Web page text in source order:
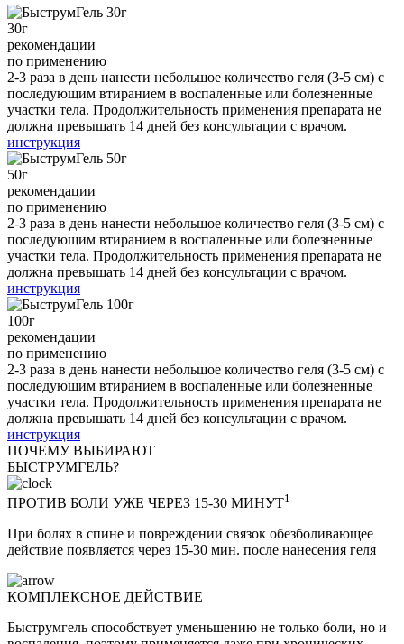
30г
рекомендации
по применению
2-3 раза в день нанести небольшое количество геля (3-5 см) c
последующим втиранием в воспаленные или болезненные
участки тела. Продолжительность применения препарата не
должна превышать 14 дней без консультации с врачом.
инструкция
50г
рекомендации
по применению
2-3 раза в день нанести небольшое количество геля (3-5 см) c
последующим втиранием в воспаленные или болезненные
участки тела. Продолжительность применения препарата не
должна превышать 14 дней без консультации с врачом.
инструкция
100г
рекомендации
по применению
2-3 раза в день нанести небольшое количество геля (3-5 см) c
последующим втиранием в воспаленные или болезненные
участки тела. Продолжительность применения препарата не
должна превышать 14 дней без консультации с врачом.
инструкция
ПОЧЕМУ ВЫБИРАЮТ
БЫСТРУМГЕЛЬ?
ПРОТИВ БОЛИ УЖЕ ЧЕРЕЗ 15-30 МИНУТ1
При болях в спине и повреждении связок обезболивающее
действие появляется через 15-30 мин. после нанесения геля
КОМПЛЕКСНОЕ ДЕЙСТВИЕ
Быструмгель способствует уменьшению не только боли, но и